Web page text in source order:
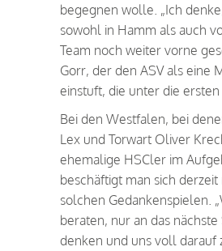
begegnen wolle. „Ich
sowohl in Hamm als auch
Team noch weiter vorne
Gorr, der den ASV als eine
einstuft, die unter die ersten
Bei den Westfalen, bei
Lex und Torwart Oliver
ehemalige HSCler im
beschäftigt man sich
solchen Gedankenspielen.
beraten, nur an das nächste
denken und uns voll darauf